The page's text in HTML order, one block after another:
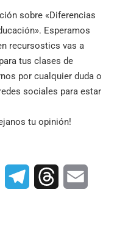
sobre «Diferencias
Esperamos
recursostics vas a
tus clases de
por cualquier duda o
sociales para estar
tu opinión!
LinkedIn TelegramThreads